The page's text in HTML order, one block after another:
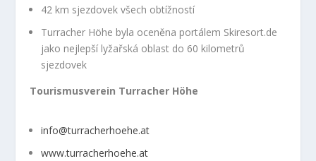
42 km sjezdovek všech obtížností
Turracher Höhe byla oceněna portálem Skiresort.de
jako nejlepší lyžařská oblast do 60 kilometrů
sjezdovek
Tourismusverein Turracher Höhe
info@turracherhoehe.at
www.turracherhoehe.at